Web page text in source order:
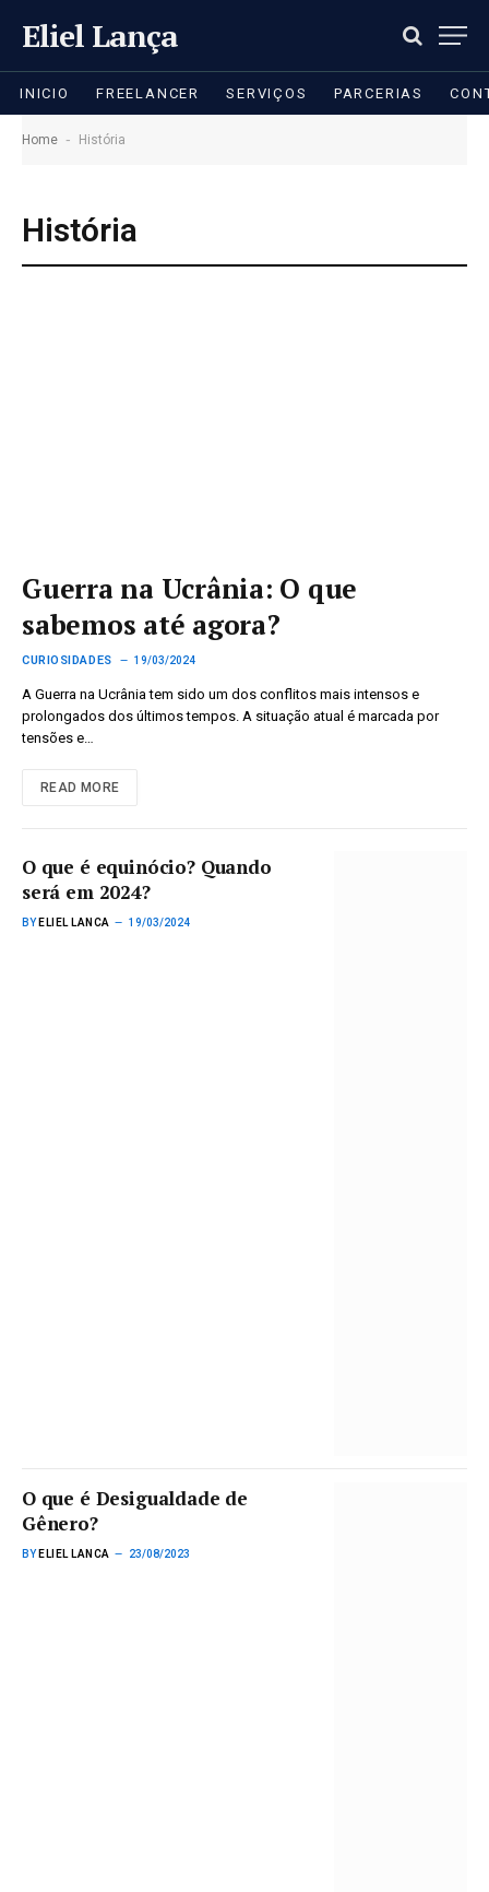
Eliel Lança
INICIO FREELANCER SERVIÇOS PARCERIAS
Home - História
História
Guerra na Ucrânia: O que
sabemos até agora?
CURIOSIDADES 19/03/2024
A Guerra na Ucrânia tem sido um dos conflitos mais intensos e
prolongados dos últimos tempos. A situação atual é marcada por
tensões e…
READ MORE
O que é equinócio? Quando
será em 2024?
BY ELIEL LANCA 19/03/2024
O que é Desigualdade de
Gênero?
BY ELIEL LANCA 23/08/2023